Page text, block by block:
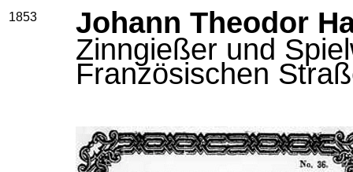
1853 Johann Theodor
Zinngießer und
Französischen